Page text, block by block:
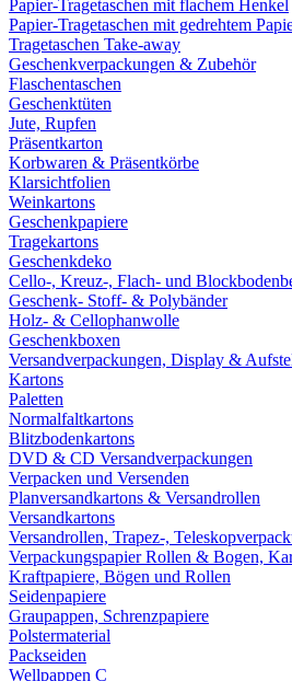
Papier-Tragetaschen mit flachem Henkel
Papier-Tragetaschen mit gedrehtem
Tragetaschen Take-away
Geschenkverpackungen & Zubehör
Flaschentaschen
Geschenktüten
Jute, Rupfen
Präsentkarton
Korbwaren & Präsentkörbe
Klarsichtfolien
Weinkartons
Geschenkpapiere
Tragekartons
Geschenkdeko
Cello-, Kreuz-, Flach- und
Geschenk- Stoff- & Polybänder
Holz- & Cellophanwolle
Geschenkboxen
Versandverpackungen, Display &
Kartons
Paletten
Normalfaltkartons
Blitzbodenkartons
DVD & CD Versandverpackungen
Verpacken und Versenden
Planversandkartons & Versandrollen
Versandkartons
Versandrollen, Trapez-,
Verpackungspapier Rollen & Bogen,
Kraftpapiere, Bögen und Rollen
Seidenpapiere
Graupappen, Schrenzpapiere
Polstermaterial
Packseiden
Wellpappen C